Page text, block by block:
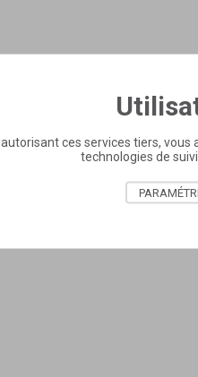
autorisant ces services tiers,
technologies de